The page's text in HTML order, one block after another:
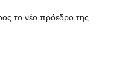
το νέο πρόεδρο της